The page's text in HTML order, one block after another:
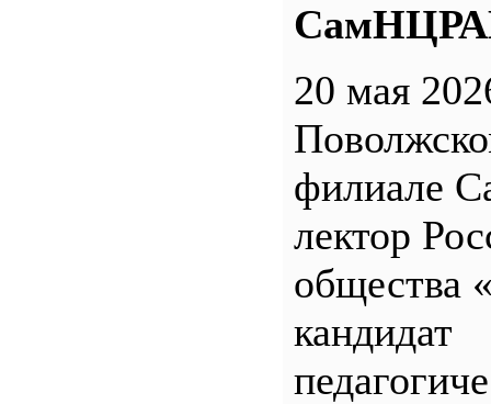
20 мая
филиале
лектор
общества
кандидат